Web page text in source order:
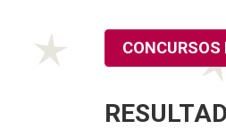
CONCURSOS